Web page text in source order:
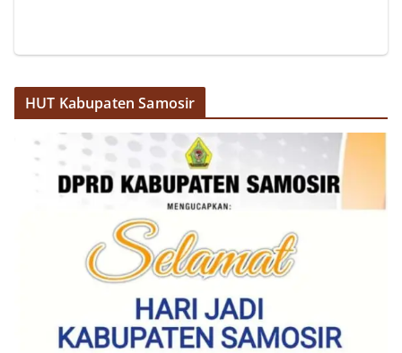
Muliyadi Suraukur, melaksanakan kegiatan
warga di wilayah Kelurahan Sunggal, Kecamatan
Medan Sunggal, pada Rabu (05/08/2026).‎‎Kegiatan
hingga selesai, menyasar rumah-rumah warga di
beberapa lingkungan yang ada di kelurahan
tersebut.‎Sambang Langsung ke Rumah
Warga‎Dalam kegiatan ini, Aiptu Muliyadi
Suraukur mendatangi warga secara langsung dari
rumah ke rumah untuk menjalin silaturahmi
sekaligus menyampaikan pesan-pesan
kamtibmas. Kehadiran petugas disambut baik
oleh warga, yang sebagian besar tengah bersiap
menyambut momentum HUT Kemerdekaan RI
dengan berbagai persiapan di lingkungan
masing-masing.‎Dalam dialog yang berlangsung
HUT Kabupaten Samosir